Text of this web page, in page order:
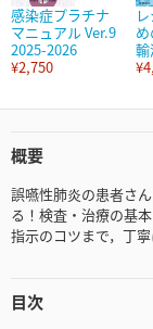
感染症プラチナ
マニュアル Ver.9
2025-2026
¥2,750
概要
誤嚥性肺炎の患者さ
る！検査・治療の基
指示のコツまで，丁
目次